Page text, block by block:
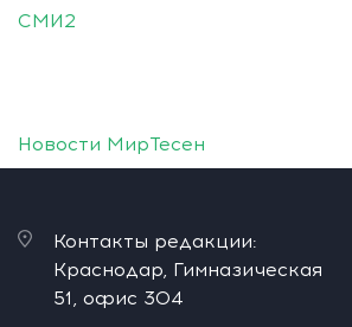
СМИ2
Новости МирТесен
Контакты редакции:
Краснодар, Гимназическая
51, офис 304